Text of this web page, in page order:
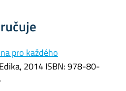
pro každého
2014 ISBN: 978-80-